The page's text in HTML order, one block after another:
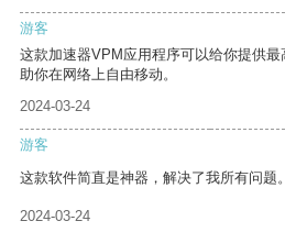
游客
这款加速器VPM应用程序可以给你提供
助你在网络上自由移动。
2024-03-24
游客
这款软件简直是神器，解决了我所有问题。
2024-03-24